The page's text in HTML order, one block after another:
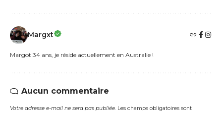
Margxt
Margot 34 ans, je réside actuellement en Australie !
Aucun commentaire
Votre adresse e-mail ne sera pas publiée. Les champs obligatoires sont